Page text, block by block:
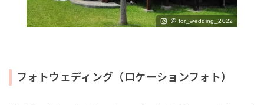
＠ for_wedding_2022
フォトウェディング（ロケーションフォト）